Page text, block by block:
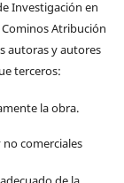
Investigación en
Atribución
autoras y autores
terceros:
la obra.
comerciales